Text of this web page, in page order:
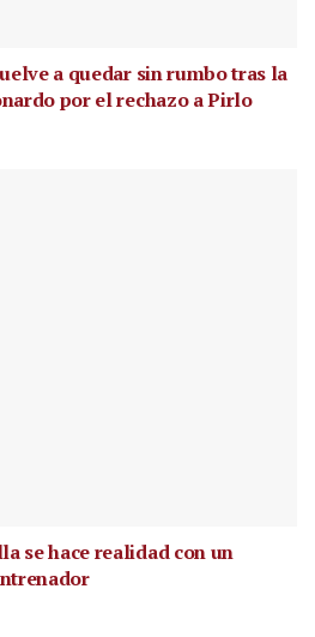
a quedar sin rumbo tras la
por el rechazo a Pirlo
se hace realidad con un